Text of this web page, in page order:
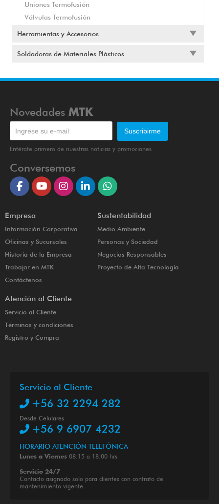
Uniones Termofusión
Válvulas Termofusión
Herramientas y Accesorios
Soldadoras de Materiales Plásticos
Novedades MTK
Entérate primero de nuestras noticias y promociones
Conversemos
Empresa
Información Corporativa
Oficinas y Sucursales
Historia de la Empresa
Trabajar en MTK
Contáctenos
Sustentabilidad
Medio Ambiente
Personas y Sociedad
Negocios Responsables
Proyecto de Alta Tecnología
Atención al Cliente
Servicio al Cliente
Términos y condiciones
Registro y Compra
Servicio al Cliente
+56 32 2294 282
Desde Celulares
+56 9 6907 4232
HORARIO ATENCIÓN TELEFÓNICA
Lunes a Viernes 08:15 a 18:00 hrs
Servicio 24/7
Contacto asignado solo para clientes con contrato de
mantenimiento vigente.